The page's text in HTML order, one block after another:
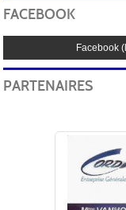
FACEBOOK
Facebook
PARTENAIRES